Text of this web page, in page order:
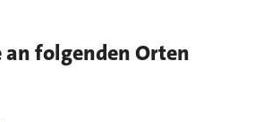
an folgenden Orten